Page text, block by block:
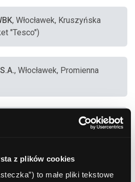
z plików cookies
to małe pliki tekstowe
, Włocławek, Kruszyńska
"Tesco")
, Włocławek, Promienna
Cmentarna 10 (Supermarket
Kościuszki 8 (MultiBank)